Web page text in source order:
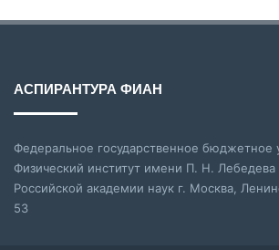
АСПИРАНТУРА ФИАН
Федеральное государственное бюджетное
Физический институт имени П. Н. Лебедева
Российской академии наук г. Москва,
53